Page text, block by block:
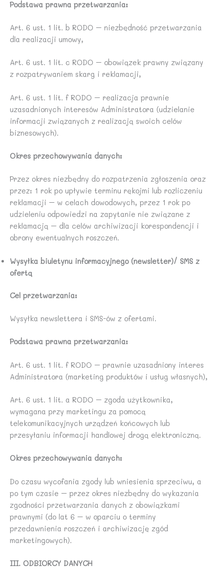
Podstawa prawna przetwarzania:
Art. 6 ust. 1 lit. b RODO – niezbędność przetwarzania
dla realizacji umowy,
Art. 6 ust. 1 lit. c RODO – obowiązek prawny związany
z rozpatrywaniem skarg i reklamacji,
Art. 6 ust. 1 lit. f RODO – realizacja prawnie
uzasadnionych interesów Administratora (udzielanie
informacji związanych z realizacją swoich celów
biznesowych).
Okres przechowywania danych:
Przez okres niezbędny do rozpatrzenia zgłoszenia oraz
przez: 1 rok po upływie terminu rękojmi lub rozliczeniu
reklamacji – w celach dowodowych, przez 1 rok po
udzieleniu odpowiedzi na zapytanie nie związane z
reklamacją – dla celów archiwizacji korespondencji i
obrony ewentualnych roszczeń.
Wysyłka biuletynu informacyjnego (newsletter)/ SMS z
ofertą
Cel przetwarzania:
Wysyłka newslettera i SMS-ów z ofertami.
Podstawa prawna przetwarzania:
Art. 6 ust. 1 lit. f RODO – prawnie uzasadniony interes
Administratora (marketing produktów i usług własnych),
Art. 6 ust. 1 lit. a RODO – zgoda użytkownika,
wymagana przy marketingu za pomocą
telekomunikacyjnych urządzeń końcowych lub
przesyłaniu informacji handlowej drogą elektroniczną.
Okres przechowywania danych:
Do czasu wycofania zgody lub wniesienia sprzeciwu, a
po tym czasie – przez okres niezbędny do wykazania
zgodności przetwarzania danych z obowiązkami
prawnymi (do lat 6 – w oparciu o terminy
przedawnienia roszczeń i archiwizację zgód
marketingowych).
III. ODBIORCY DANYCH